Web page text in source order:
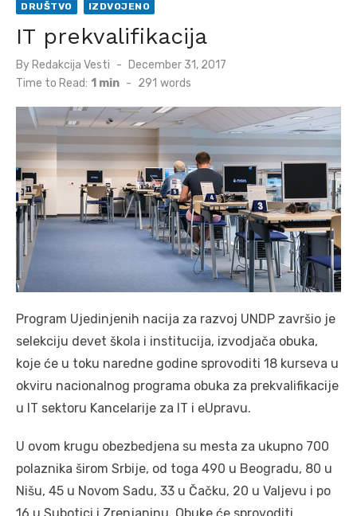
DRUŠTVO IZDVOJENO
IT prekvalifikacija
By Redakcija Vesti
Posted
on
December 31, 2017
Time to Read: 1 min - 291 words
Program Ujedinjenih nacija za razvoj UNDP završio je
selekciju devet škola i institucija, izvodjača obuka,
koje će u toku naredne godine sprovoditi 18 kurseva u
okviru nacionalnog programa obuka za prekvalifikacije
u IT sektoru Kancelarije za IT i eUpravu.
U ovom krugu obezbedjena su mesta za ukupno 700
polaznika širom Srbije, od toga 490 u Beogradu, 80 u
Nišu, 45 u Novom Sadu, 33 u Čačku, 20 u Valjevu i po